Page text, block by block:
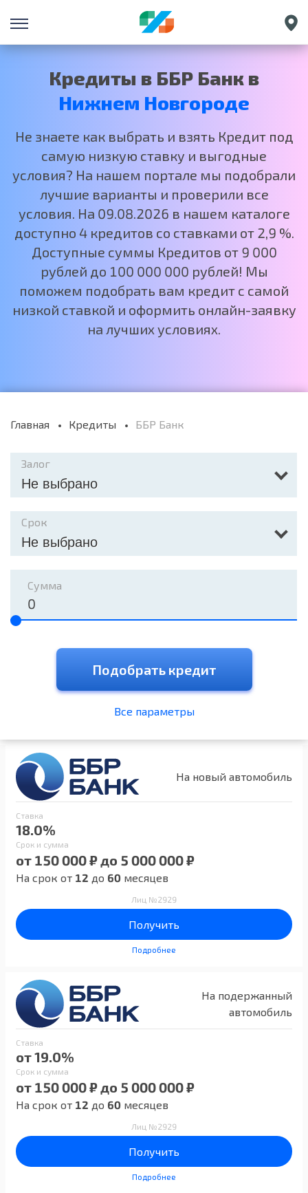
Санкт-Петербург
Москва
Кредиты в ББР Банк в
Нижнем Новгороде
Не знаете как выбрать и взять Кредит под
самую низкую ставку и выгодные
условия? На нашем портале мы подобрали
лучшие варианты и проверили все
условия. На 09.08.2026 в нашем каталоге
доступно 4 кредитов со ставками от 2,9 %.
Доступные суммы Кредитов от 9 000
рублей до 100 000 000 рублей! Мы
поможем подобрать вам кредит с самой
низкой ставкой и оформить онлайн-заявку
на лучших условиях.
Главная Кредиты ББР Банк
Залог
Не выбрано
Срок
Не выбрано
Сумма
Подобрать кредит
Все параметры
На новый автомобиль
Ставка
18.0%
Срок и сумма
от 150 000 ₽ до 5 000 000 ₽
На срок от 12 до 60 месяцев
Лиц №2929
Получить
Подробнее
На подержанный
автомобиль
Ставка
от 19.0%
Срок и сумма
от 150 000 ₽ до 5 000 000 ₽
На срок от 12 до 60 месяцев
Лиц №2929
Получить
Подробнее